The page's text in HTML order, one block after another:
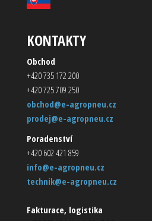
KONTAKTY
Obchod
+420 735 172 200
+420 725 709 250
obchod@e-agropneu.cz
prodej@e-agropneu.cz
Poradenství
+420 602 421 859
info@e-agropneu.cz
technik@e-agropneu.cz
Fakturace, logistika